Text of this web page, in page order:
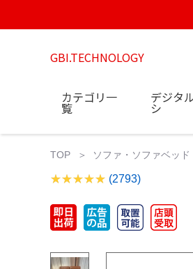
GBI.TECHNOLOGY
カテゴリ一
覧
デジタ
シ
TOP ソファ・ソファベッド
(2793)